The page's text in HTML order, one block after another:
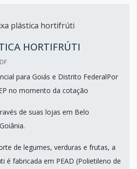
HORTIFRÚTI
para Goiás e Distrito FederalPor
no momento da cotação
de suas lojas em Belo
de legumes, verduras e frutas, a
é fabricada em PEAD (Polietileno de